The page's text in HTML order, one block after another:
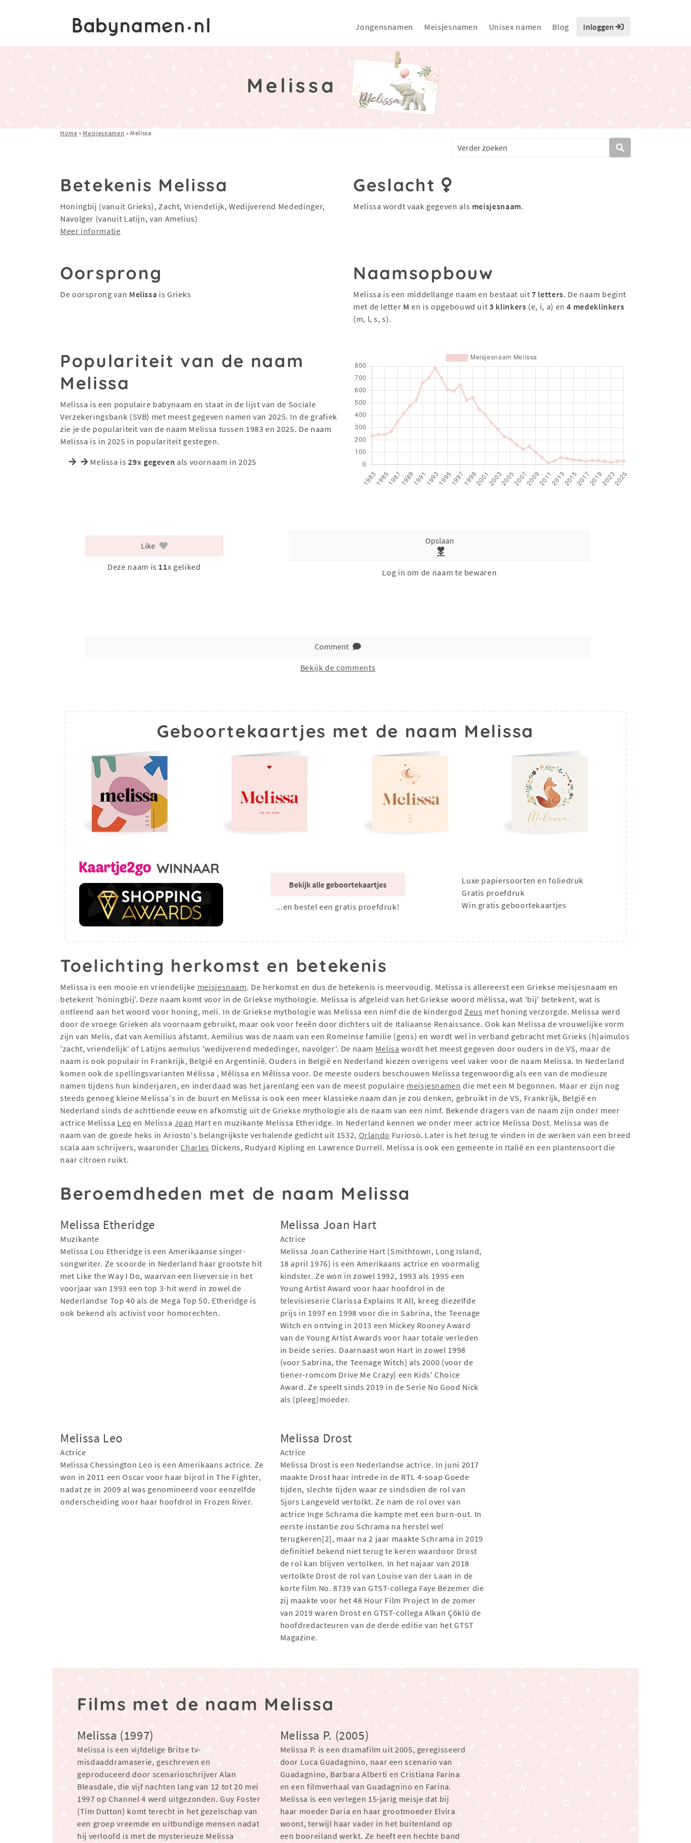
Jongensnamen Meisjesnamen Unisex namen Blog Inloggen
Melissa
Home » Meisjesnamen » Melissa
Betekenis Melissa
Honingbij (vanuit Grieks), Zacht, Vriendelijk, Wedijverend Mededinger,
Navolger (vanuit Latijn, van Amelius)
Meer informatie
Geslacht
Melissa wordt vaak gegeven als meisjesnaam.
Oorsprong
De oorsprong van Melissa is Grieks
Naamsopbouw
Melissa is een middellange naam en bestaat uit7 letters. De naam begint
met de letter M en is opgebouwd uit3 klinkers (e, i, a) en4 medeklinkers
(m, l, s, s).
Populariteit van de naam
Melissa
Melissa is een populaire babynaam en staat in de lijst van de Sociale
Verzekeringsbank (SVB) met meest gegeven namen van 2025. In de grafiek
zie je de populariteit van de naam Melissa tussen 1983 en 2025. De naam
Melissa is in 2025 in populariteit gestegen.
Melissa is29x gegeven als voornaam in 2025
Like
Deze naam is 11x geliked
Opslaan
Log in om de naam te bewaren
Comment
Bekijk de comments
Geboortekaartjes met de naam Melissa
Bekijk alle geboortekaartjes
...en bestel een gratis proefdruk!
Luxe papiersoorten en foliedruk
Gratis proefdruk
Win gratis geboortekaartjes
Toelichting herkomst en betekenis
Melissa is een mooie en vriendelijke meisjesnaam. De herkomst en dus de betekenis is meervoudig. Melissa is allereerst een Griekse meisjesnaam en
betekent 'honingbij'. Deze naam komt voor in de Griekse mythologie. Melissa is afgeleid van het Griekse woord mélissa, wat 'bij' betekent, wat is
ontleend aan het woord voor honing, meli. In de Griekse mythologie was Melissa een nimf die de kindergod Zeus met honing verzorgde. Melissa werd
door de vroege Grieken als voornaam gebruikt, maar ook voor feeën door dichters uit de Italiaanse Renaissance. Ook kan Melissa de vrouwelijke vorm
zijn van Melis, dat van Aemilius afstamt. Aemilius was de naam van een Romeinse familie (gens) en wordt wel in verband gebracht met Grieks (h)aimulos
'zacht, vriendelijk' of Latijns aemulus 'wedijverend mededinger, navolger'. De naam Melisa wordt het meest gegeven door ouders in de VS, maar de
naam is ook populair in Frankrijk, België en Argentinië. Ouders in België en Nederland kiezen overigens veel vaker voor de naam Melissa. In Nederland
komen ook de spellingsvarianten Mélissa , Mèlissa en Mêlissa voor. De meeste ouders beschouwen Melissa tegenwoordig als een van de modieuze
namen tijdens hun kinderjaren, en inderdaad was het jarenlang een van de meest populaire meisjesnamen die met een M begonnen. Maar er zijn nog
steeds genoeg kleine Melissa's in de buurt en Melissa is ook een meer klassieke naam dan je zou denken, gebruikt in de VS, Frankrijk, België en
Nederland sinds de achttiende eeuw en afkomstig uit de Griekse mythologie als de naam van een nimf. Bekende dragers van de naam zijn onder meer
actrice Melissa Leo en Melissa Joan Hart en muzikante Melissa Etheridge. In Nederland kennen we onder meer actrice Melissa Dost. Melissa was de
naam van de goede heks in Ariosto's belangrijkste verhalende gedicht uit 1532, Orlando Furioso. Later is het terug te vinden in de werken van een breed
scala aan schrijvers, waaronderCharles Dickens, Rudyard Kipling en Lawrence Durrell. Melissa is ook een gemeente in Italië en een plantensoort die
naar citroen ruikt.
Beroemdheden met de naam Melissa
Melissa Etheridge
Muzikante
Melissa Lou Etheridge is een Amerikaanse singer-
songwriter. Ze scoorde in Nederland haar grootste hit
met Like the Way I Do, waarvan een liveversie in het
voorjaar van 1993 een top 3-hit werd in zowel de
Nederlandse Top 40 als de Mega Top 50. Etheridge is
ook bekend als activist voor homorechten.
Melissa Joan Hart
Actrice
Melissa Joan Catherine Hart (Smithtown, Long Island,
18 april 1976) is een Amerikaans actrice en voormalig
kindster. Ze won in zowel 1992, 1993 als 1995 een
Young Artist Award voor haar hoofdrol in de
televisieserie Clarissa Explains It All, kreeg diezelfde
prijs in 1997 en 1998 voor die in Sabrina, the Teenage
Witch en ontving in 2013 een Mickey Rooney Award
van de Young Artist Awards voor haar totale verleden
in beide series. Daarnaast won Hart in zowel 1998
(voor Sabrina, the Teenage Witch) als 2000 (voor de
tiener-romcom Drive Me Crazy) een Kids' Choice
Award. Ze speelt sinds 2019 in de Serie No Good Nick
als (pleeg)moeder.
Melissa Leo
Actrice
Melissa Chessington Leo is een Amerikaans actrice. Ze
won in 2011 een Oscar voor haar bijrol in The Fighter,
nadat ze in 2009 al was genomineerd voor eenzelfde
onderscheiding voor haar hoofdrol in Frozen River.
Melissa Drost
Actrice
Melissa Drost is een Nederlandse actrice. In juni 2017
maakte Drost haar intrede in de RTL 4-soap Goede
tijden, slechte tijden waar ze sindsdien de rol van
Sjors Langeveld vertolkt. Ze nam de rol over van
actrice Inge Schrama die kampte met een burn-out. In
eerste instantie zou Schrama na herstel wel
terugkeren[2], maar na 2 jaar maakte Schrama in 2019
definitief bekend niet terug te keren waardoor Drost
de rol kan blijven vertolken. In het najaar van 2018
vertolkte Drost de rol van Louise van der Laan in de
korte film No. 8739 van GTST-collega Faye Bezemer die
zij maakte voor het 48 Hour Film Project In de zomer
van 2019 waren Drost en GTST-collega Alkan Çöklü de
hoofdredacteuren van de derde editie van het GTST
Magazine.
Films met de naam Melissa
Melissa (1997)
Melissa is een vijfdelige Britse tv-
misdaaddramaserie, geschreven en
geproduceerd door scenarioschrijver Alan
Bleasdale, die vijf nachten lang van 12 tot 20 mei
1997 op Channel 4 werd uitgezonden. Guy Foster
(Tim Dutton) komt terecht in het gezelschap van
een groep vreemde en uitbundige mensen nadat
hij verloofd is met de mysterieuze Melissa
Melissa P. (2005)
Melissa P. is een dramafilm uit 2005, geregisseerd
door Luca Guadagnino, naar een scenario van
Guadagnino, Barbara Alberti en Cristiana Farina
en een filmverhaal van Guadagnino en Farina.
Melissa is een verlegen 15-jarig meisje dat bij
haar moeder Daria en haar grootmoeder Elvira
woont, terwijl haar vader in het buitenland op
een booreiland werkt. Ze heeft een hechte band